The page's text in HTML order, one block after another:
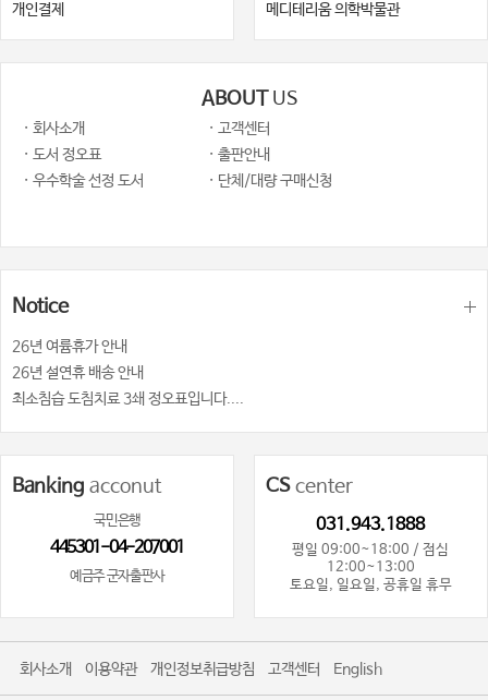
개인결제 메디테리움 의학박물관
ABOUT US
· 회사소개
· 고객센터
· 도서 정오표
· 출판안내
· 우수학술 선정 도서
· 단체/대량 구매신청
Notice
26년 여륨휴가 안내
26년 설연휴 배송 안내
최소침습 도침치료 3쇄 정오표입니다....
Banking acconut
국민은행
445301-04-207001
예금주 군자출판사
CScenter
031.943.1888
평일 09:00~18:00 / 점심
12:00~13:00
토요일, 일요일, 공휴일 휴무
회사소개 이용약관 개인정보취급방침 고객센터 English